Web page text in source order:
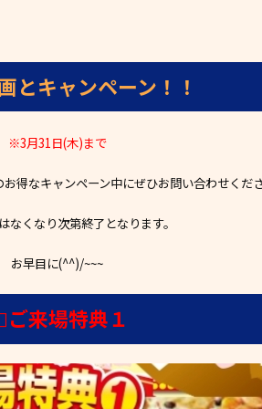
とキャンペーン！！
※3月31日(木)まで
得なキャンペーン中にぜひお問い合わせくだ
なくなり次第終了となります。
お早目に(^^)/~~~
ご来場特典１